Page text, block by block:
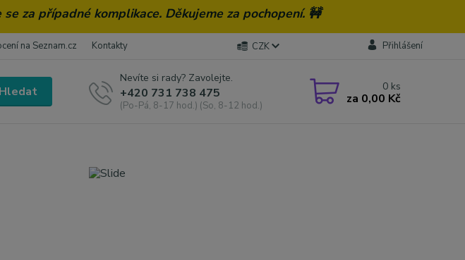
za případné komplikace. Děkujeme za pochopení. 🚧
na Seznam.cz Kontakty CZK Přihlášení
Hledat
Nevíte si rady? Zavolejte.
+420 731 738 475
(Po-Pá, 8-17 hod.) (So, 8-12 hod.)
0 ks
za 0,00 Kč